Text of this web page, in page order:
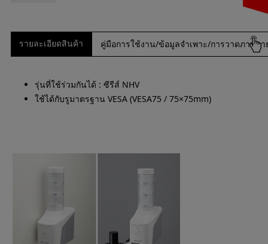
รายละเอียดสินค้า คู่มือการใช้งาน/ข้อมูลจำเพาะ/การวาดภาพภ
รุ่นที่ใช้ร่วมกันได้ : ซีรีส์ NHV
ใช้ได้กับรูมาตรฐาน VESA (VESA75 / 75×75mm)